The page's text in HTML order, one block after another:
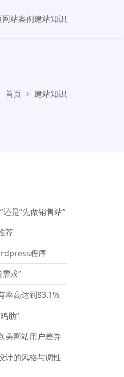
网站案例建站知识
首页 建站知识
是“先做销售站”
荐
程序
求”
率高达到83.1%
肋”
美网站用户差异
计的风格与调性